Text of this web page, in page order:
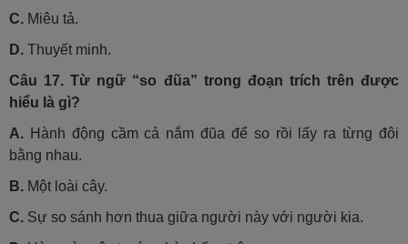
C. Miêu tả.
D. Thuyết minh.
Câu 17. Từ ngữ “so đũa” trong đoạn trích trên được
hiểu là gì?
A. Hành động cầm cả nắm đũa để so rồi lấy ra từng đôi
bằng nhau.
B. Một loài cây.
C. Sự so sánh hơn thua giữa người này với người kia.